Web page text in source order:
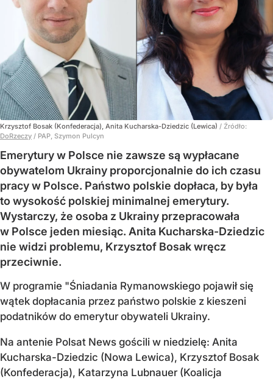
Krzysztof Bosak (Konfederacja), Anita Kucharska-Dziedzic (Lewica) / Źródło:
DoRzeczy / PAP, Szymon Pulcyn
Emerytury w Polsce nie zawsze są wypłacane
obywatelom Ukrainy proporcjonalnie do ich czasu
pracy w Polsce. Państwo polskie dopłaca, by była
to wysokość polskiej minimalnej emerytury.
Wystarczy, że osoba z Ukrainy przepracowała
w Polsce jeden miesiąc. Anita Kucharska-Dziedzic
nie widzi problemu, Krzysztof Bosak wręcz
przeciwnie.
W programie "Śniadania Rymanowskiego pojawił się
wątek dopłacania przez państwo polskie z kieszeni
podatników do emerytur obywateli Ukrainy.
Na antenie Polsat News gościli w niedzielę: Anita
Kucharska-Dziedzic (Nowa Lewica), Krzysztof Bosak
(Konfederacja), Katarzyna Lubnauer (Koalicja